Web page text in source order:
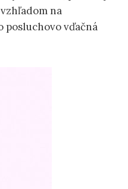
na
posluchovo vďačná